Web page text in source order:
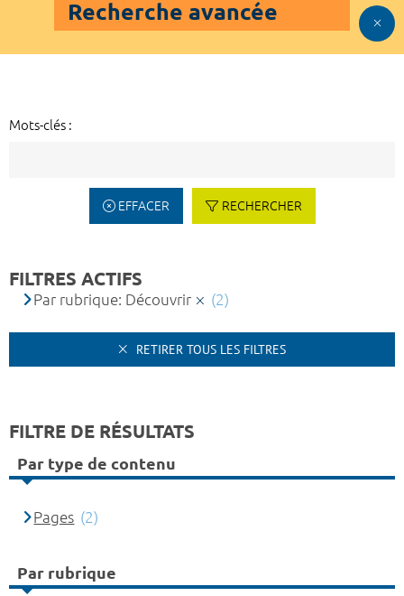
Recherche avancée
Mots-clés :
EFFACER RECHERCHER
FILTRES ACTIFS
Par rubrique: Découvrir (2)
RETIRER TOUS LES FILTRES
FILTRE DE RÉSULTATS
Par type de contenu
Pages (2)
Par rubrique